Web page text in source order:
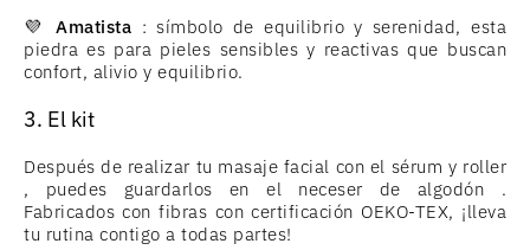
💜Amatista : símbolo de equilibrio y serenidad, esta
piedra es para pieles sensibles y reactivas que buscan
confort, alivio y equilibrio.
3. El kit
Después de realizar tu masaje facial con el sérum y roller
, puedes guardarlos en el neceser de algodón .
Fabricados con fibras con certificación OEKO-TEX, ¡lleva
tu rutina contigo a todas partes!